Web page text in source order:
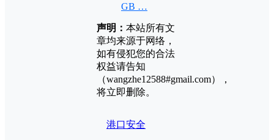
GB …
声明： 本站所有文
章均来源于网络，
如有侵犯您的合法
权益请告知
（wangzhe12588#gmail.com），
将立即删除。
港口安全